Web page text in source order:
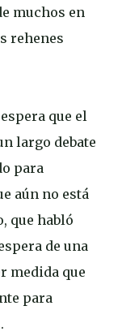
muchos en
rehenes
que el
largo debate
para
aún no está
que habló
de una
medida que
para